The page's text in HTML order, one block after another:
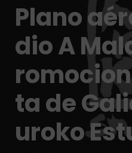
Plano
dio A
ta de
uroko